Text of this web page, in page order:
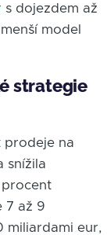
s dojezdem až
model
strategie
prodeje na
snížila
procent
7 až 9
miliardami eur,